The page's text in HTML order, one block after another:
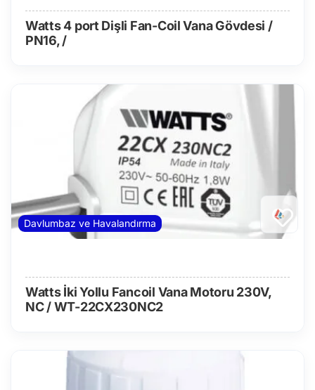
Watts 4 port Dişli Fan-Coil Vana Gövdesi /
PN16, /
Davlumbaz ve Havalandırma
Watts İki Yollu Fancoil Vana Motoru 230V,
NC / WT-22CX230NC2